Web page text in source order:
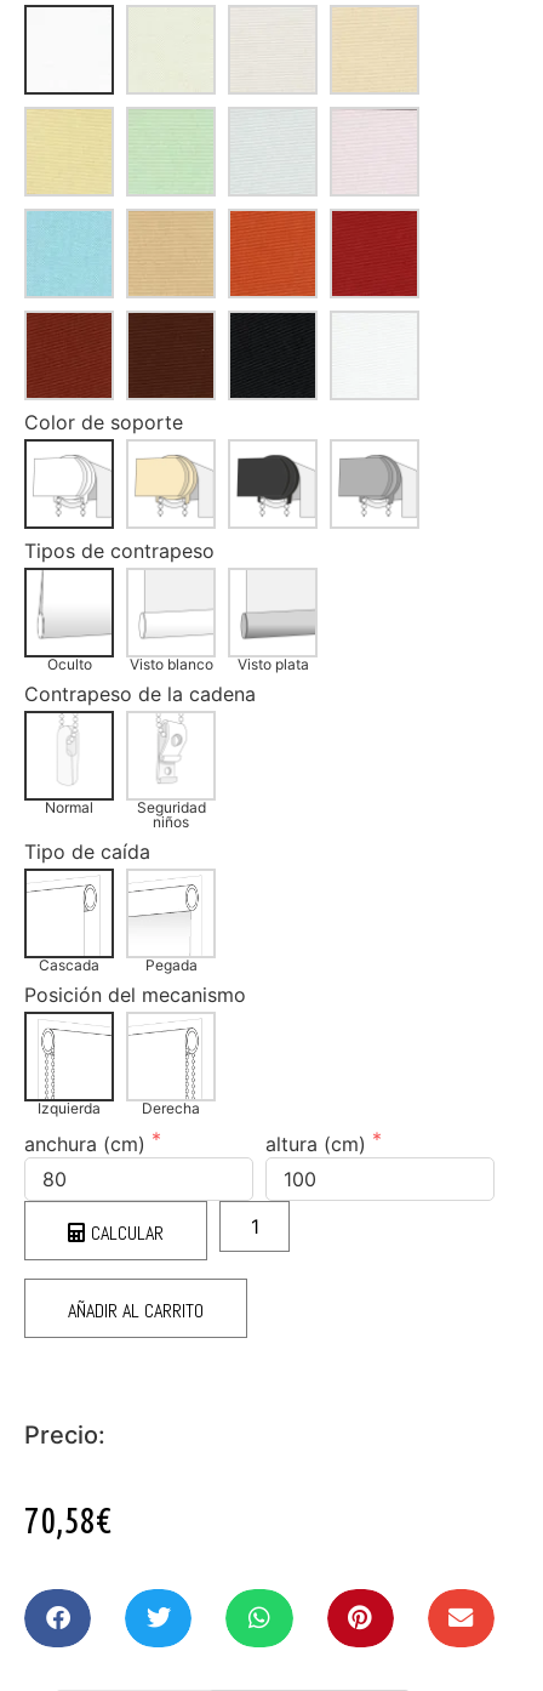
Color de soporte
Tipos de contrapeso
Oculto Visto blanco Visto plata
Contrapeso de la cadena
Normal
Seguridad
niños
Tipo de caída
Cascada Pegada
Posición del mecanismo
Izquierda Derecha
anchura (cm) altura (cm)
CALCULAR
AÑADIR AL CARRITO
Precio:
70,58€